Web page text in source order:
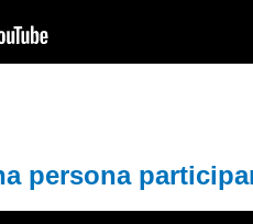
persona